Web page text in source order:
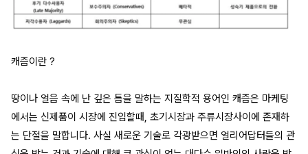
캐즘이란 ?
땅이나 얼음 속에 난 깊은 틈을 말하는 지질학적 용어인 캐즘은 마케팅
에서는 신제품이 시장에 진입할때, 초기시장과 주류시장사이에 존재하
는 단절을 말합니다. 사실 새로운 기술로 각광받으면 얼리어답터들의 관